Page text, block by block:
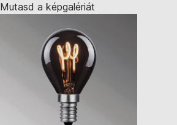
Mutasd a képgalériát